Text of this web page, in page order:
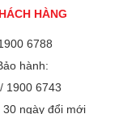
HÀNG
6788
hành:
/ 1900 6743
30 ngày đổi mới